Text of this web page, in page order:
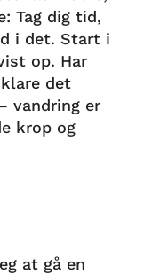
Tag dig tid,
i det. Start i
op. Har
det
vandring er
krop og
at gå en